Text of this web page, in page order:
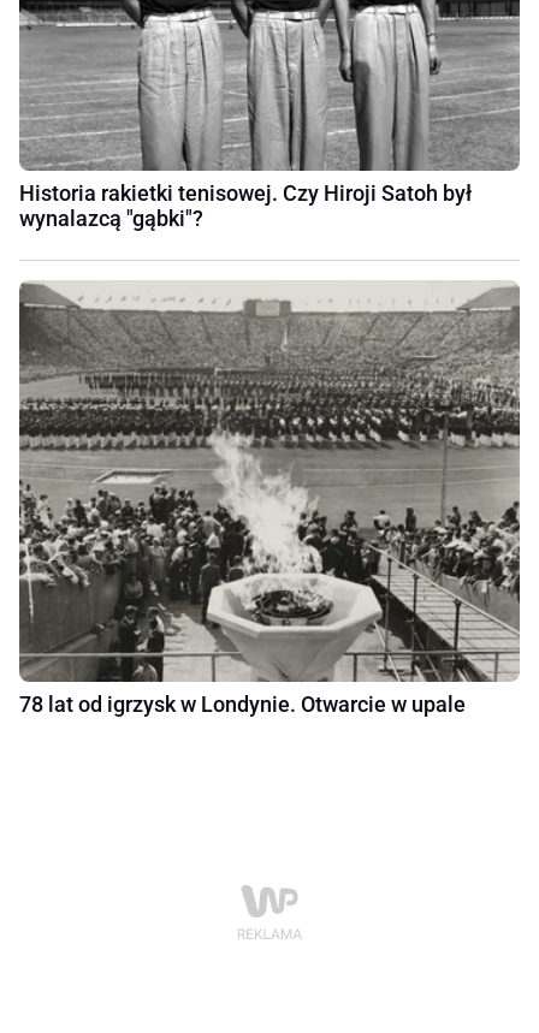
Historia rakietki tenisowej. Czy Hiroji Satoh był
wynalazcą "gąbki"?
78 lat od igrzysk w Londynie. Otwarcie w upale